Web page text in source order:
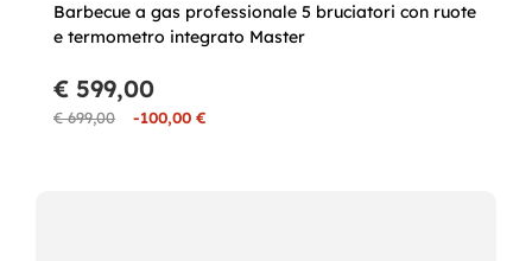
Barbecue a gas professionale 5 bruciatori con ruote
e termometro integrato Master
€ 699,00 -100,00 €
€ 599,00